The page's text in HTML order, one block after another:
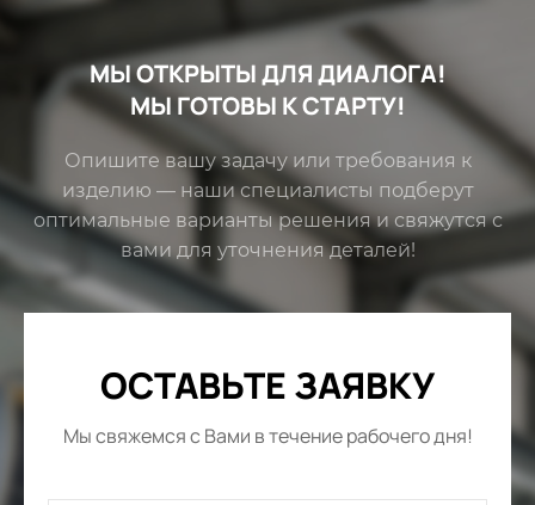
ОСТАВЬТЕ ЗАЯВКУ
Мы свяжемся с Вами в течение рабочего дня!
МЫ ОТКРЫТЫ ДЛЯ ДИАЛОГА!
МЫ ГОТОВЫ К СТАРТУ!
Опишите вашу задачу или требования к
изделию — наши специалисты подберут
оптимальные варианты решения и свяжутся с
вами для уточнения деталей!